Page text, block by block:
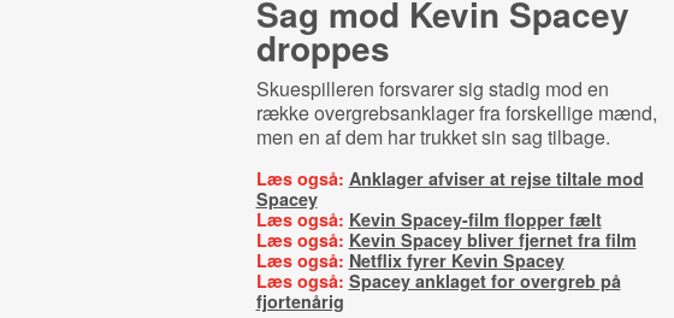
Sag mod Kevin Spacey
droppes
Skuespilleren forsvarer sig stadig mod en
række overgrebsanklager fra forskellige mænd,
men en af dem har trukket sin sag tilbage.
Læs også: Anklager afviser at rejse tiltale mod
Spacey
Læs også: Kevin Spacey-film flopper fælt
Læs også: Kevin Spacey bliver fjernet fra film
Læs også: Netflix fyrer Kevin Spacey
Læs også: Spacey anklaget for overgreb på
fjortenårig